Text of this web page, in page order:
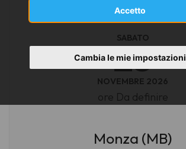
Accetto
Cambia le mie impostazioni
SABATO
28
NOVEMBRE 2026
ore Da definire
Monza (MB)